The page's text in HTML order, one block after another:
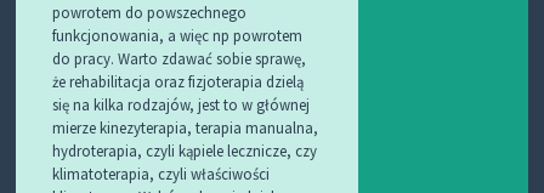
powrotem do powszechnego
funkcjonowania, a więc np powrotem
do pracy. Warto zdawać sobie sprawę,
że rehabilitacja oraz fizjoterapia dzielą
się na kilka rodzajów, jest to w głównej
mierze kinezyterapia, terapia manualna,
hydroterapia, czyli kąpiele lecznicze, czy
klimatoterapia, czyli właściwości